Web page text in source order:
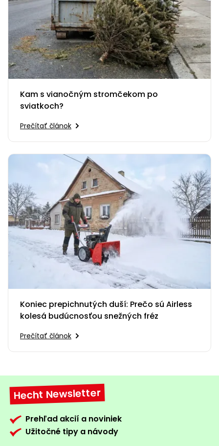
Kam s vianočným stromčekom po
sviatkoch?
Prečítať článok
Koniec prepichnutých duší: Prečo sú Airless
kolesá budúcnosťou snežných fréz
Prečítať článok
Hecht Newsletter
Prehľad akcií a noviniek
Užitočné tipy a návody